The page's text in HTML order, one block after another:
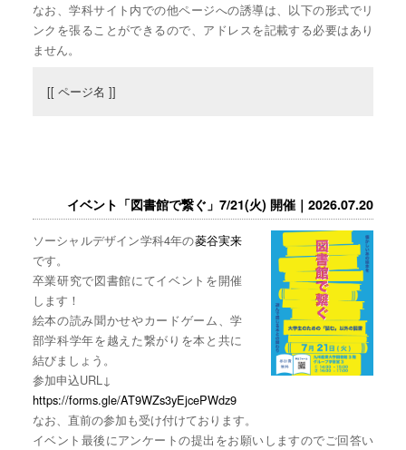
なお、学科サイト内での他ページへの誘導は、以下の形式でリ
ンクを張ることができるので、アドレスを記載する必要はあり
ません。
[[ ページ名 ]]
イベント「図書館で繋ぐ」7/21(火) 開催｜2026.07.20
ソーシャルデザイン学科4年の菱谷実来
です。
卒業研究で図書館にてイベントを開催
します！
絵本の読み聞かせやカードゲーム、学
部学科学年を越えた繋がりを本と共に
結びましょう。
参加申込URL↓
https://forms.gle/AT9WZs3yEjcePWdz9
なお、直前の参加も受け付けております。
イベント最後にアンケートの提出をお願いしますのでご回答い